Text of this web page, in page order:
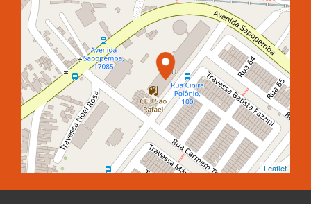
Leaflet